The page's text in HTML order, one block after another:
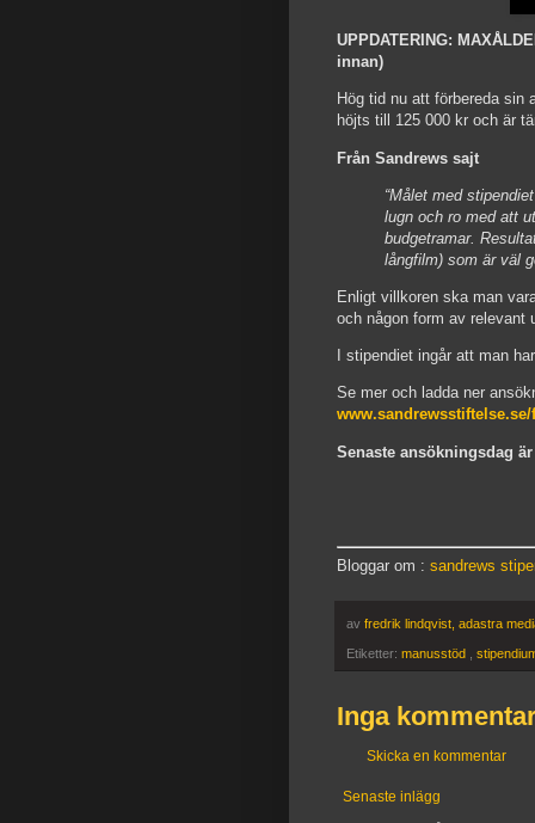
UPPDATERING:
innan)
Hög tid nu att förbereda sin
höjts till 125 000 kr och är
Från Sandrews sajt
“Målet med
lugn och ro med att
budgetramar.
långfilm) som är väl
Enligt villkoren ska man
och någon form av relevant
I stipendiet ingår att man
Se mer och ladda ner
Senaste ansökningsdag
Bloggar om : sandrews
av fredrik lindqvist, adastra
Etiketter: manusstöd
Inga
Skicka en kommentar
Senaste inlägg